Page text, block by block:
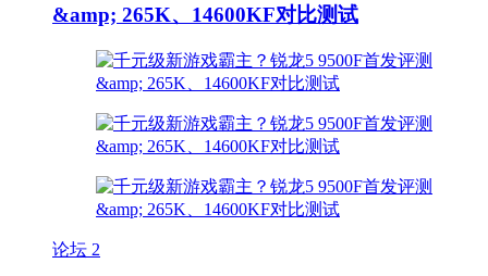
&amp; 265K、14600KF对比测试
论坛 2